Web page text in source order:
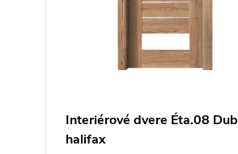
Interiérové dvere Éta.08 Dub
halifax